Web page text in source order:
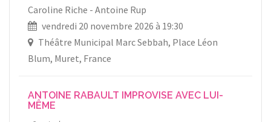
Caroline Riche
Antoine Rup
vendredi 20 novembre 2026 à 19:30
Théâtre Municipal Marc Sebbah, Place Léon
Blum, Muret, France
ANTOINE RABAULT IMPROVISE AVEC LUI-
MÊME